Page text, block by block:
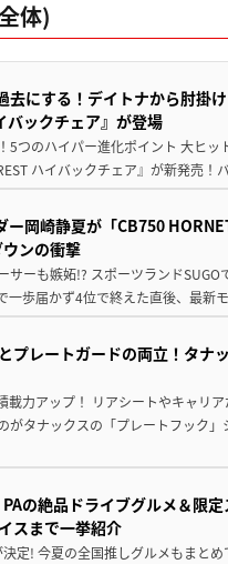
体)
去にする！デイトナから肘掛
バックチェア』が登場
5つのハイパー進化ポイント 大ヒッ
ハイバックチェア』が新発売
ー岡崎静夏が「CB750
ンの衝撃
サーも嫉妬!? スポーツランド
一歩届かず4位で終えた直後、最新
プレートガードの両立！タ
載力アップ！ リアシートやキャリ
がタナックスの「プレートフック
PAの絶品ドライブグルメ＆限
スまで一挙紹介
定! 今夏の全国推しグルメもまと